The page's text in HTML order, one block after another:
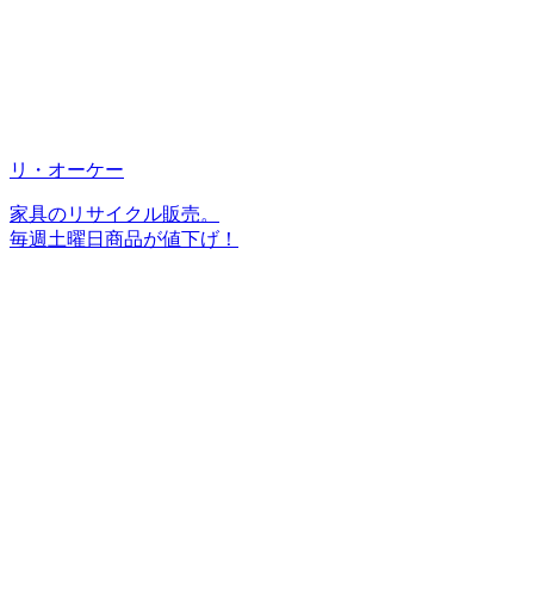
リ・オーケー
家具のリサイクル販売。
毎週土曜日商品が値下げ！